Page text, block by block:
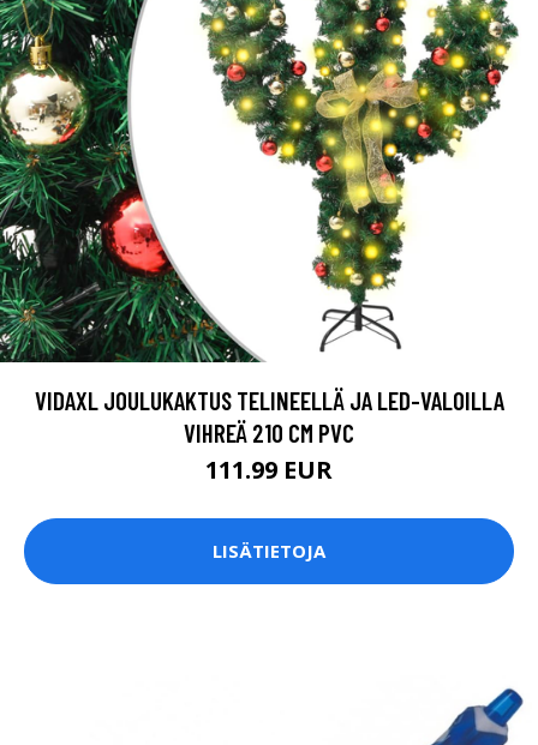
VIDAXL JOULUKAKTUS TELINEELLÄ JA LED-VALOILLA
VIHREÄ 210 CM PVC
111.99 EUR
LISÄTIETOJA